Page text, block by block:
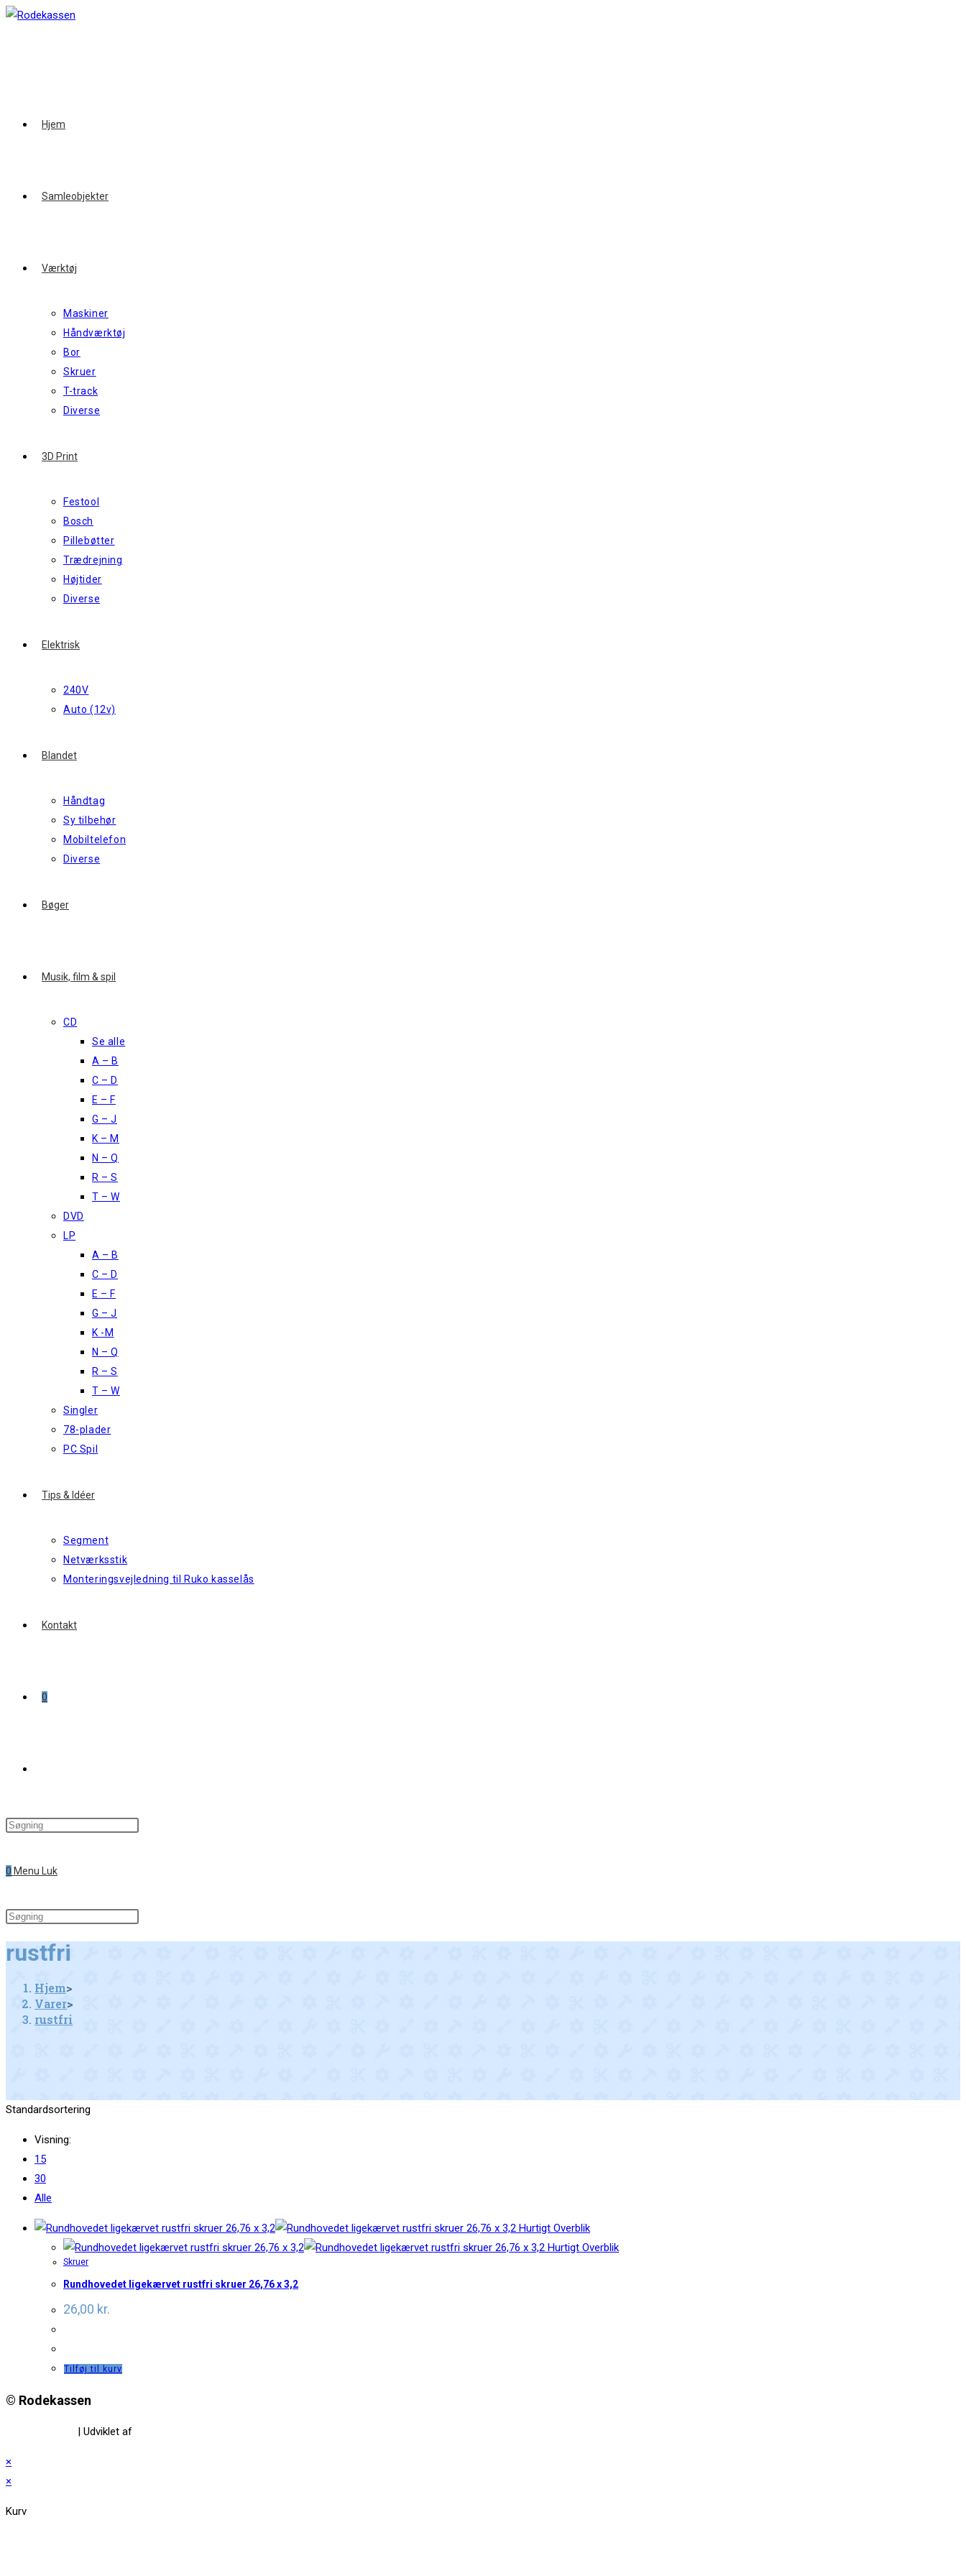
Skip
Hjem
Samleobjekter
Værktøj
Maskiner
Håndværktøj
Bor
Skruer
T-track
Diverse
3D Print
Festool
Bosch
Pillebøtter
Trædrejning
Højtider
Diverse
Elektrisk
240V
Auto (12v)
Blandet
Håndtag
Sy tilbehør
Mobiltelefon
Diverse
Bøger
Musik, film & spil
CD
Se alle
A – B
C – D
E – F
G – J
K – M
N – Q
R – S
T – W
DVD
LP
A – B
C – D
E – F
G – J
K -M
N – Q
R – S
T – W
Singler
78-plader
PC Spil
Tips & Idéer
Segment
Netværksstik
Monteringsvejledning til Ruko kasselås
Kontakt
0
search
0 Menu Luk
Search
website
rustfri
Hjem>
Varer>
rustfri
Standardsortering
Visning:
15
30
Alle
Hurtigt Overblik
Hurtigt Overblik
Skruer
Rundhovedet ligekærvet rustfri skruer 26,76 x 3,2
26,00 kr.
Tilføj til kurv
© Rodekassen
| Udviklet af
×
×
Kurv